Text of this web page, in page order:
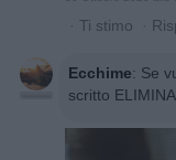
· Ti stimo ·
Ecchime: Se
scritto